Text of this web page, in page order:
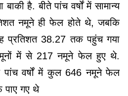
है. बीते पांच वर्षों में सामान्य
नमूने ही फेल होते थे, जबकि
प्रतिशत 38.27 तक पहुंच गया
में से 217 नमूने फेल हुए थे.
पांच वर्षों में कुल 646 नमूने फेल
गए थे